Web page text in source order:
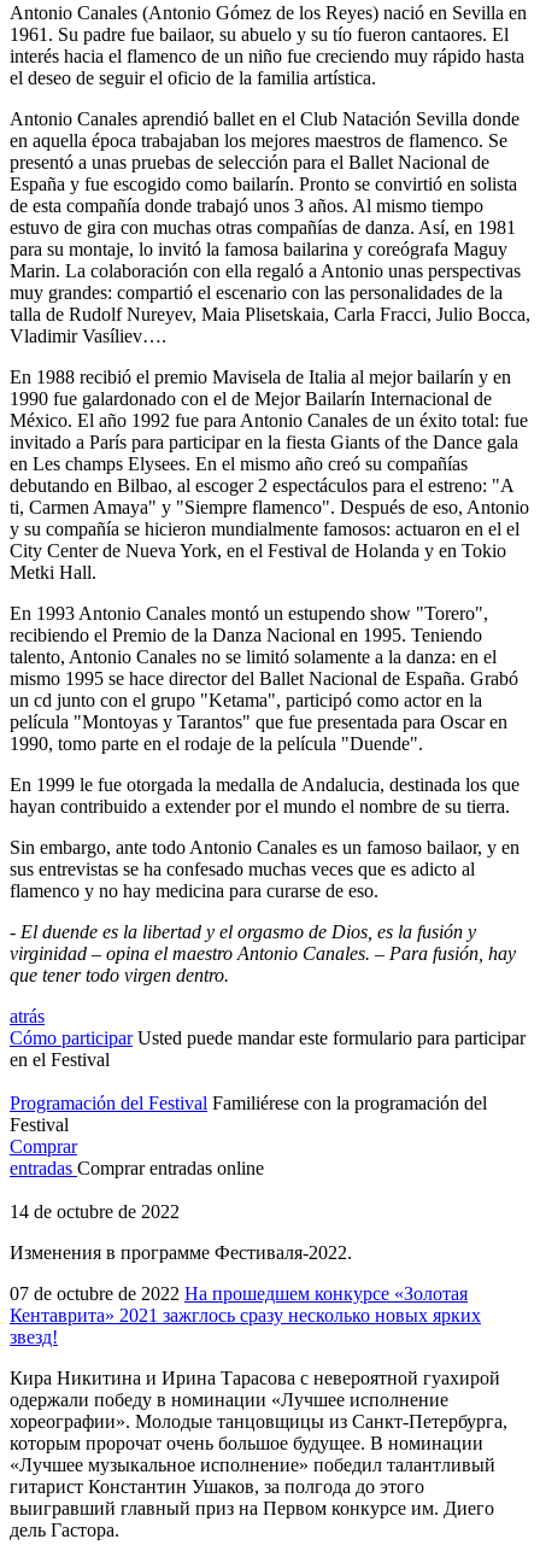
Antonio Canales (Antonio Gómez de los Reyes) nació en Sevilla en
1961. Su padre fue bailaor, su abuelo y su tío fueron cantaores. El
interés hacia el flamenco de un niño fue creciendo muy rápido hasta
el deseo de seguir el oficio de la familia artística.
Antonio Canales aprendió ballet en el Club Natación Sevilla donde
en aquella época trabajaban los mejores maestros de flamenco. Se
presentó a unas pruebas de selección para el Ballet Nacional de
España y fue escogido como bailarín. Pronto se convirtió en solista
de esta compañía donde trabajó unos 3 años. Al mismo tiempo
estuvo de gira con muchas otras compañías de danza. Así, en 1981
para su montaje, lo invitó la famosa bailarina y coreógrafa Maguy
Marin. La colaboración con ella regaló a Antonio unas perspectivas
muy grandes: compartió el escenario con las personalidades de la
talla de Rudolf Nureyev, Maia Plisetskaia, Carla Fracci, Julio Bocca,
Vladimir Vasíliev….
En 1988 recibió el premio Mavisela de Italia al mejor bailarín y en
1990 fue galardonado con el de Mejor Bailarín Internacional de
México. El año 1992 fue para Antonio Canales de un éxito total: fue
invitado a París para participar en la fiesta Giants of the Dance gala
en Les champs Elysees. En el mismo año creó su compañías
debutando en Bilbao, al escoger 2 espectáculos para el estreno: "A
ti, Carmen Amaya" y "Siempre flamenco". Después de eso, Antonio
y su compañía se hicieron mundialmente famosos: actuaron en el el
City Center de Nueva York, en el Festival de Holanda y en Tokio
Metki Hall.
En 1993 Antonio Canales montó un estupendo show "Torero",
recibiendo el Premio de la Danza Nacional en 1995. Teniendo
talento, Antonio Canales no se limitó solamente a la danza: en el
mismo 1995 se hace director del Ballet Nacional de España. Grabó
un cd junto con el grupo "Ketama", participó como actor en la
película "Montoyas y Tarantos" que fue presentada para Oscar en
1990, tomo parte en el rodaje de la película "Duende".
En 1999 le fue otorgada la medalla de Andalucia, destinada los que
hayan contribuido a extender por el mundo el nombre de su tierra.
Sin embargo, ante todo Antonio Canales es un famoso bailaor, y en
sus entrevistas se ha confesado muchas veces que es adicto al
flamenco y no hay medicina para curarse de eso.
- El duende es la libertad y el orgasmo de Dios, es la fusión y
virginidad – opina el maestro Antonio Canales. – Para fusión, hay
que tener todo virgen dentro.
atrás
Cómo participar Usted puede mandar este formulario para participar
en el Festival
Programación del Festival Familiérese con la programación del
Festival
Comprar
entradas Comprar entradas online
14 de octubre de 2022
Изменения в программе Фестиваля-2022.
07 de octubre de 2022 На прошедшем конкурсе «Золотая
Кентаврита» 2021 зажглось сразу несколько новых ярких
звезд!
Кира Никитина и Ирина Тарасова с невероятной гуахирой
одержали победу в номинации «Лучшее исполнение
хореографии». Молодые танцовщицы из Санкт-Петербурга,
которым пророчат очень большое будущее. В номинации
«Лучшее музыкальное исполнение» победил талантливый
гитарист Константин Ушаков, за полгода до этого
выигравший главный приз на Первом конкурсе им. Диего
дель Гастора.